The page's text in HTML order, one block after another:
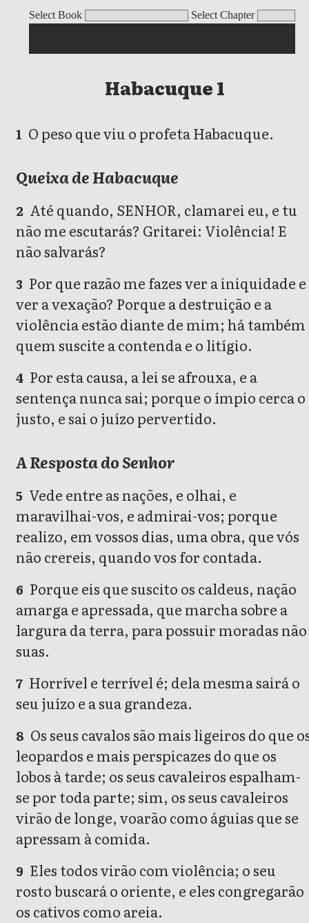
Select Book Select Chapter
Habacuque 1 Habacuque 2 Habacuque 3
Habacuque 1
1 O peso que viu o profeta Habacuque.
Queixa de Habacuque
2 Até quando, SENHOR, clamarei eu, e tu
não me escutarás? Gritarei: Violência! E
não salvarás?
3 Por que razão me fazes ver a iniquidade e
ver a vexação? Porque a destruição e a
violência estão diante de mim; há também
quem suscite a contenda e o litígio.
4 Por esta causa, a lei se afrouxa, e a
sentença nunca sai; porque o ímpio cerca o
justo, e sai o juízo pervertido.
A Resposta do Senhor
5 Vede entre as nações, e olhai, e
maravilhai-vos, e admirai-vos; porque
realizo, em vossos dias, uma obra, que vós
não crereis, quando vos for contada.
6 Porque eis que suscito os caldeus, nação
amarga e apressada, que marcha sobre a
largura da terra, para possuir moradas não
suas.
7 Horrível e terrível é; dela mesma sairá o
seu juízo e a sua grandeza.
8 Os seus cavalos são mais ligeiros do que
leopardos e mais perspicazes do que os
lobos à tarde; os seus cavaleiros espalham-
se por toda parte; sim, os seus cavaleiros
virão de longe, voarão como águias que se
apressam à comida.
9 Eles todos virão com violência; o seu
rosto buscará o oriente, e eles congregarão
os cativos como areia.